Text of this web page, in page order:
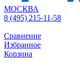
МОСКВА
8 (495) 215-11-58
Сравнение
Избранное
Корзина